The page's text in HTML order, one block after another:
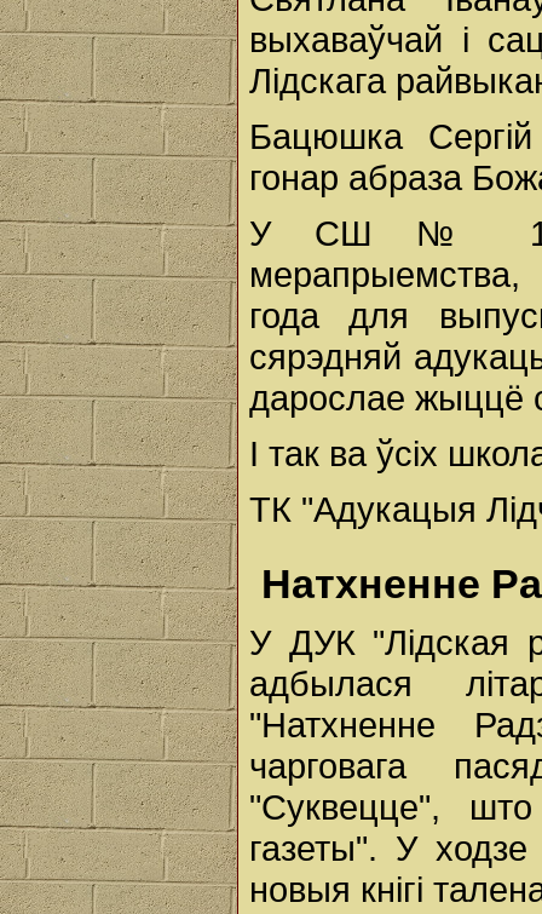
выхаваўчай і
Лідскага
Бацюшка
гонар абраза
У СШ № 14 г.
года для
сярэдняй
дарослае жыццё
І так ва ўсіх
ТК "Адукацыя
Натхненне
У ДУК "Лідская
адбылася
"Натхненне
чарговага
"Суквецце",
газеты". У
новыя кнігі